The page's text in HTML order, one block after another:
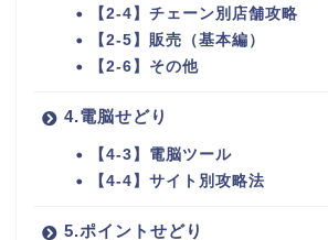
【2-4】チェーン別店舗攻略
【2-5】販売（基本編）
【2-6】その他
4.電脳せどり
【4-3】電脳ツール
【4-4】サイト別攻略法
5.ポイントせどり